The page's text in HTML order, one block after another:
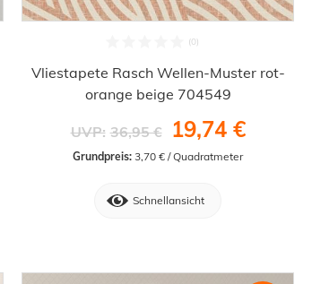
Vliestapete Rasch Wellen-Muster rot-
orange beige 704549
UVP: 36,95 € 19,74 €
Grundpreis: 3,70 € / Quadratmeter
Schnellansicht